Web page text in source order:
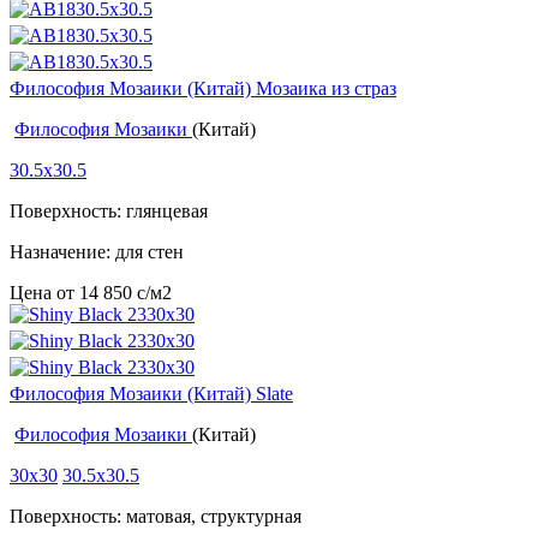
Философия Мозаики (Китай) Мозаика из страз
Философия Мозаики (Китай)
30.5x30.5
Поверхность: глянцевая
Назначение: для стен
Цена от 14 850 c/м2
Философия Мозаики (Китай) Slate
Философия Мозаики (Китай)
30x30 30.5x30.5
Поверхность: матовая, структурная